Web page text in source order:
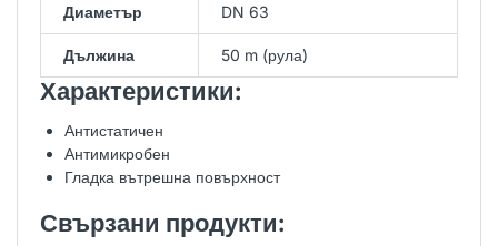
Диаметър DN 63
Дължина 50 m (рула)
Характеристики:
Антистатичен
Антимикробен
Гладка вътрешна повърхност
Свързани продукти: